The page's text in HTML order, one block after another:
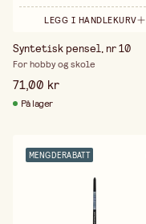
LEGG I HANDLEKURV
Syntetisk pensel, nr 10
For hobby og skole
71,00 kr
På lager
MENGDERABATT